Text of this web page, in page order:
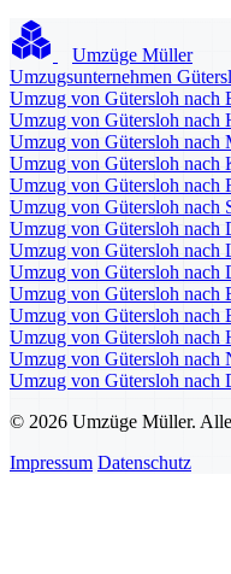
Umzüge Müller
Umzugsunternehmen
Umzug von Gütersloh nach
Umzug von Gütersloh nach
Umzug von Gütersloh nach
Umzug von Gütersloh nach
Umzug von Gütersloh nach
Umzug von Gütersloh nach
Umzug von Gütersloh nach
Umzug von Gütersloh nach
Umzug von Gütersloh nach
Umzug von Gütersloh nach
Umzug von Gütersloh nach
Umzug von Gütersloh nach
Umzug von Gütersloh nach
Umzug von Gütersloh nach
© 2026 Umzüge Müller.
Impressum Datenschutz